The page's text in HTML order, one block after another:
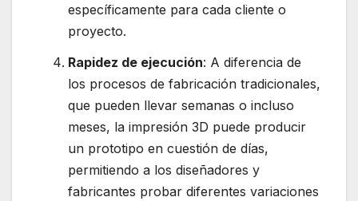
específicamente para cada cliente o
proyecto.
Rapidez de ejecución: A diferencia de
los procesos de fabricación tradicionales,
que pueden llevar semanas o incluso
meses, la impresión 3D puede producir
un prototipo en cuestión de días,
permitiendo a los diseñadores y
fabricantes probar diferentes variaciones